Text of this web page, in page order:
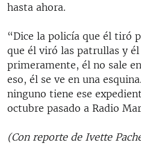
hasta ahora.
“Dice la policía que él tiró
que él viró las patrullas y
primeramente, él no sale
eso, él se ve en una
ninguno tiene ese
octubre pasado a Radio
(Con reporte de Ivette